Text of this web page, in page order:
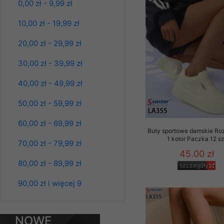
0,00 zł - 9,99 zł
10,00 zł - 19,99 zł
20,00 zł - 29,99 zł
30,00 zł - 39,99 zł
40,00 zł - 49,99 zł
50,00 zł - 59,99 zł
60,00 zł - 69,99 zł
70,00 zł - 79,99 zł
80,00 zł - 89,99 zł
90,00 zł i więcej 9
NOWE
L-3XL. 1 kolor.
39.00 zł
Bluzy damskie Roz
39.00 zł
Buty sportowe damskie
1 kolor Paczka 12
45.00 zł
szczegóły
Klientów
ochronie danych
serwerach
pracownicy Sklepu.
Każdy Klient, który
ich weryfikacji,
Sklep nie
chyba że dzieje się
prawa organów
Nasz Sklep
przez nasz serwer i
jego indywidualnych
opcję przyjmowania
może wpłynąć na
• sesji
• ostatnio